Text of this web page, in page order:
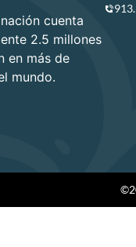
cuenta
2.5 millones
en más de
mundo.